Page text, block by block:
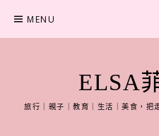
content
MENU
ELSA
旅行｜親子｜教育｜生活｜美食，把